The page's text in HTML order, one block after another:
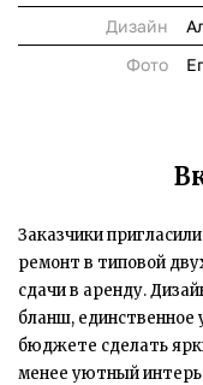
Дизайн
Фото
Заказчики
ремонт в типовой
сдачи в аренду.
бланш,
бюджете сделать
менее уютный